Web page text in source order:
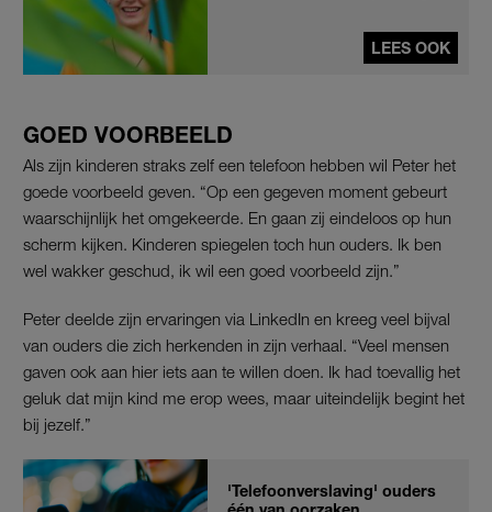
LEES OOK
GOED VOORBEELD
Als zijn kinderen straks zelf een telefoon hebben wil Peter het
goede voorbeeld geven. “Op een gegeven moment gebeurt
waarschijnlijk het omgekeerde. En gaan zij eindeloos op hun
scherm kijken. Kinderen spiegelen toch hun ouders. Ik ben
wel wakker geschud, ik wil een goed voorbeeld zijn.”
Peter deelde zijn ervaringen via LinkedIn en kreeg veel bijval
van ouders die zich herkenden in zijn verhaal. “Veel mensen
gaven ook aan hier iets aan te willen doen. Ik had toevallig het
geluk dat mijn kind me erop wees, maar uiteindelijk begint het
bij jezelf.”
'Telefoonverslaving' ouders